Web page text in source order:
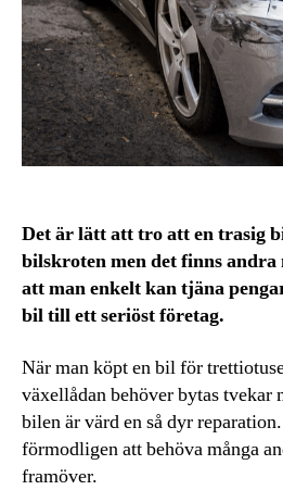
Det är lätt att tro att en trasig
bilskroten men det finns
att man enkelt kan tjäna
bil till ett seriöst företag.
När man köpt en bil för
växellådan behöver bytas tvekar
bilen är värd en så dyr
förmodligen att behöva många
framöver.